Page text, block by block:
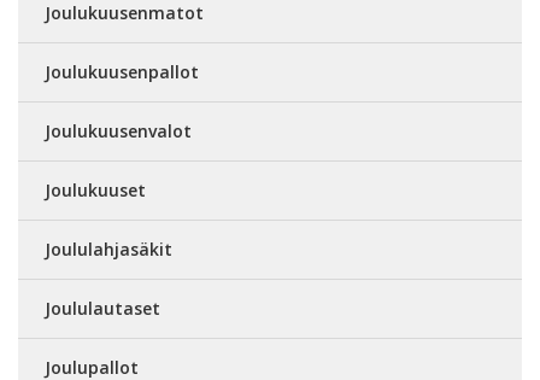
Joulukuusenmatot
Joulukuusenpallot
Joulukuusenvalot
Joulukuuset
Joululahjasäkit
Joululautaset
Joulupallot